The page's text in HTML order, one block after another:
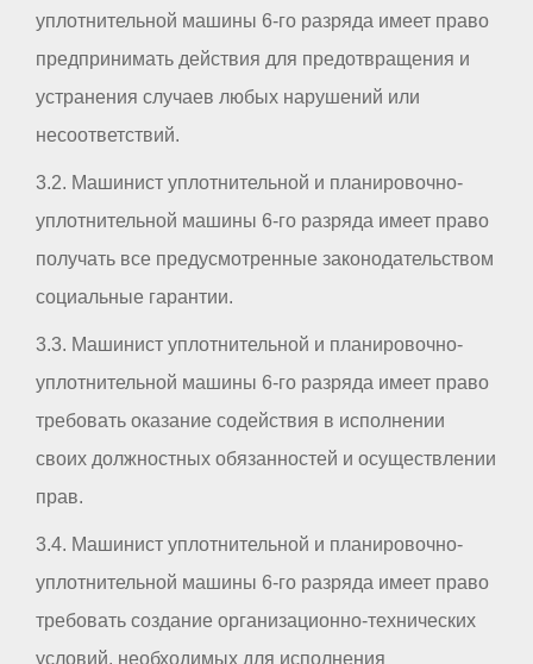
уплотнительной машины 6-го разряда имеет право
предпринимать действия для предотвращения и
устранения случаев любых нарушений или
несоответствий.
3.2. Машинист уплотнительной и планировочно-
уплотнительной машины 6-го разряда имеет право
получать все предусмотренные законодательством
социальные гарантии.
3.3. Машинист уплотнительной и планировочно-
уплотнительной машины 6-го разряда имеет право
требовать оказание содействия в исполнении
своих должностных обязанностей и осуществлении
прав.
3.4. Машинист уплотнительной и планировочно-
уплотнительной машины 6-го разряда имеет право
требовать создание организационно-технических
условий, необходимых для исполнения